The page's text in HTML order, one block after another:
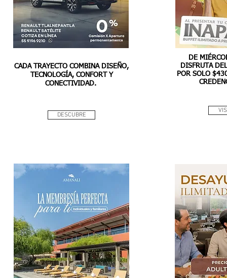
CADA TRAYECTO COMBINA DISEÑO,
TECNOLOGÍA, CONFORT Y
CONECTIVIDAD.
DESCUBRE
DE
DISFRUTA
POR SOLO